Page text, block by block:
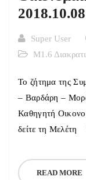
2018.10.08
Super User
Μ1.6
Το ζήτημα της
– Βαρδάρη –
Καθηγητή
δείτε τη
READ MORE